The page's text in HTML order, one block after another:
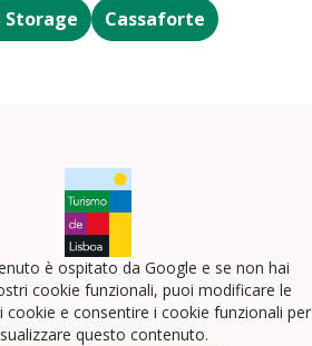
Storage Cassaforte
è ospitato da Google e se non hai
cookie funzionali, puoi modificare le
cookie e consentire i cookie funzionali per
questo contenuto.